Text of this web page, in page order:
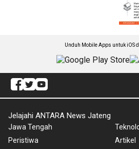
Unduh Mobile Apps untuk iOS
Jelajahi ANTARA News Jateng
Jawa Tengah
Peristiwa
Artikel